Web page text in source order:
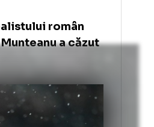
nu se supără nimeni,
să păstrez un echilibru
arbitru este capabil